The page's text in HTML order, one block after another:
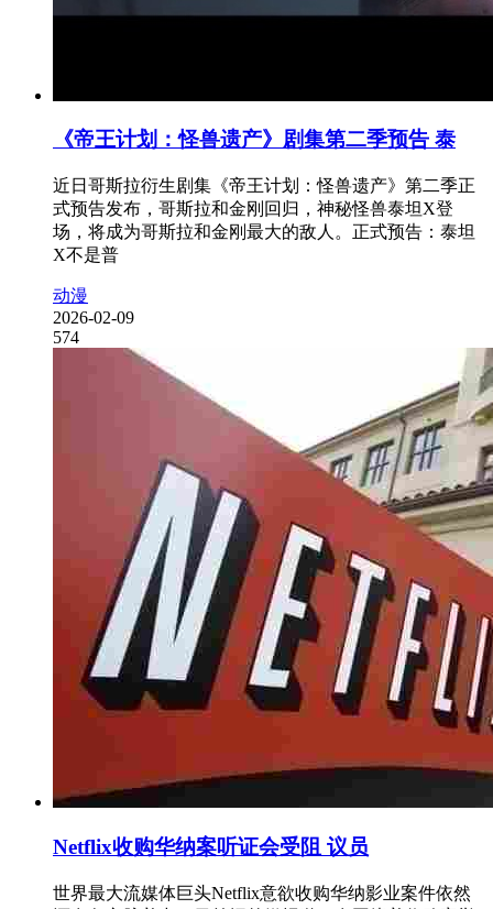
《帝王计划：怪兽遗产》剧集第二季预告 泰
近日哥斯拉衍生剧集《帝王计划：怪兽遗产》第二季正
式预告发布，哥斯拉和金刚回归，神秘怪兽泰坦X登
场，将成为哥斯拉和金刚最大的敌人。正式预告：泰坦
X不是普
动漫
2026-02-09
574
Netflix收购华纳案听证会受阻 议员
世界最大流媒体巨头Netflix意欲收购华纳影业案件依然